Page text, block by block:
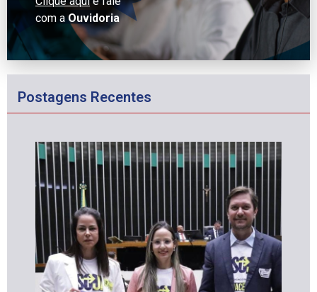
com a Ouvidoria
Postagens Recentes